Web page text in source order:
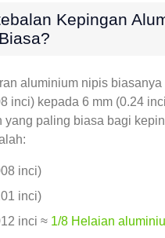
Kepingan
aluminium nipis biasanya
inci) kepada 6 mm (0.24
yang paling biasa bagi
inci)
inci)
inci ≈ 1/8 Helaian